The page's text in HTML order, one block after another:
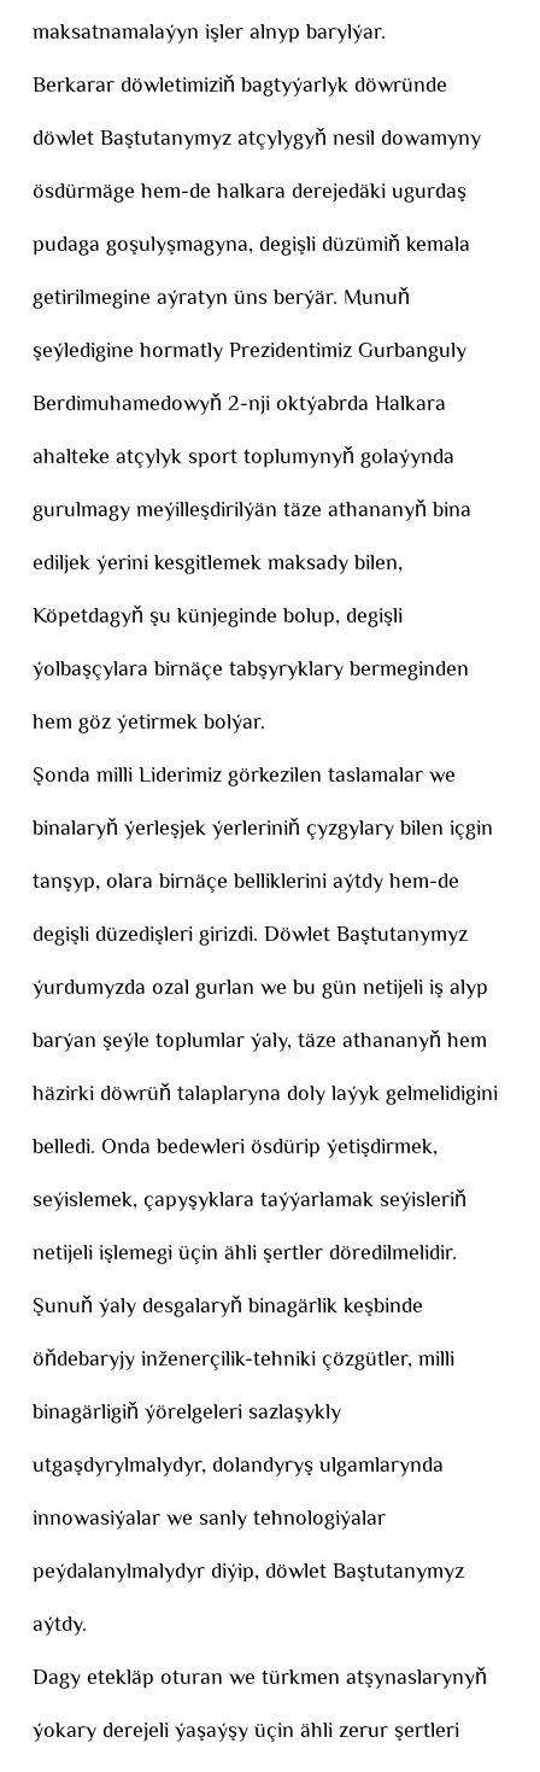
maksatnamalaýyn işler alnyp barylýar.
Berkarar döwletimiziň bagtyýarlyk döwründe
döwlet Baştutanymyz atçylygyň nesil dowamyny
ösdürmäge hem-de halkara derejedäki ugurdaş
pudaga goşulyşmagyna, degişli düzümiň kemala
getirilmegine aýratyn üns berýär. Munuň
şeýledigine hormatly Prezidentimiz Gurbanguly
Berdimuhamedowyň 2-nji oktýabrda Halkara
ahalteke atçylyk sport toplumynyň golaýynda
gurulmagy meýilleşdirilýän täze athananyň bina
ediljek ýerini kesgitlemek maksady bilen,
Köpetdagyň şu künjeginde bolup, degişli
ýolbaşçylara birnäçe tabşyryklary bermeginden
hem göz ýetirmek bolýar.
Şonda milli Liderimiz görkezilen taslamalar we
binalaryň ýerleşjek ýerleriniň çyzgylary bilen içgin
tanşyp, olara birnäçe belliklerini aýtdy hem-de
degişli düzedişleri girizdi. Döwlet Baştutanymyz
ýurdumyzda ozal gurlan we bu gün netijeli iş alyp
barýan şeýle toplumlar ýaly, täze athananyň hem
häzirki döwrüň talaplaryna doly laýyk gelmelidigini
belledi. Onda bedewleri ösdürip ýetişdirmek,
seýislemek, çapyşyklara taýýarlamak seýisleriň
netijeli işlemegi üçin ähli şertler döredilmelidir.
Şunuň ýaly desgalaryň binagärlik keşbinde
öňdebaryjy inženerçilik-tehniki çözgütler, milli
binagärligiň ýörelgeleri sazlaşykly
utgaşdyrylmalydyr, dolandyryş ulgamlarynda
innowasiýalar we sanly tehnologiýalar
peýdalanylmalydyr diýip, döwlet Baştutanymyz
aýtdy.
Dagy etekläp oturan we türkmen atşynaslarynyň
ýokary derejeli ýaşaýşy üçin ähli zerur şertleri